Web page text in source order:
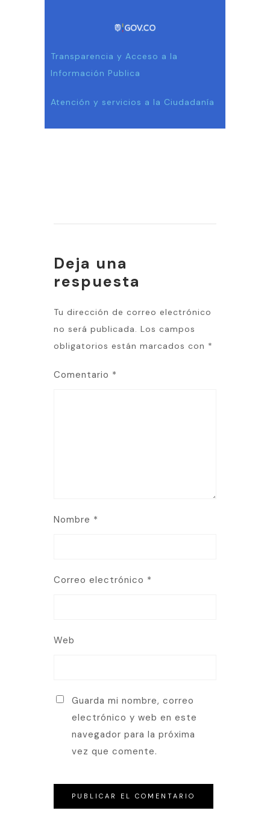
Transparencia y Acceso a la
Información Publica
Atención y servicios a la Ciudadanía
Deja una
respuesta
Tu dirección de correo electrónico
no será publicada. Los campos
obligatorios están marcados con *
Comentario *
Nombre *
Correo electrónico *
Web
Guarda mi nombre, correo
electrónico y web en este
navegador para la próxima
vez que comente.